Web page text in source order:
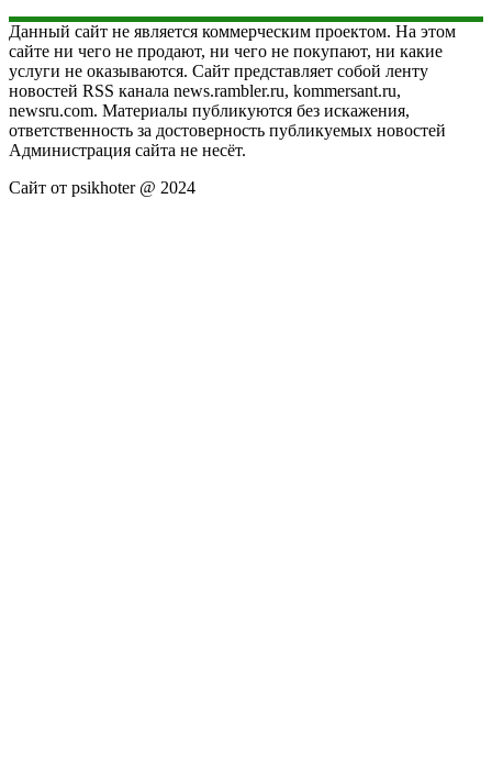
Данный сайт не является коммерческим проектом. На этом
сайте ни чего не продают, ни чего не покупают, ни какие
услуги не оказываются. Сайт представляет собой ленту
новостей RSS канала news.rambler.ru, kommersant.ru,
newsru.com. Материалы публикуются без искажения,
ответственность за достоверность публикуемых новостей
Администрация сайта не несёт.
Сайт от psikhoter @ 2024